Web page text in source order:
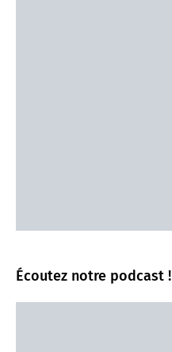
Écoutez notre podcast !